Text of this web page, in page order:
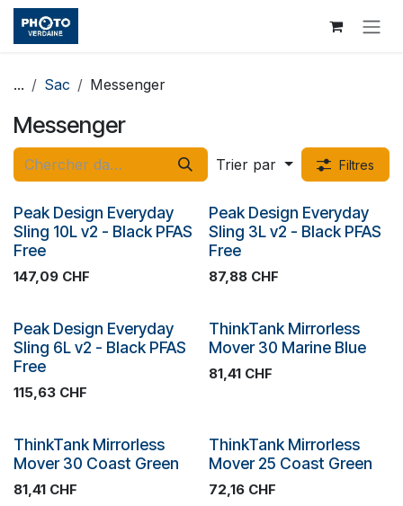
Se rendre au contenu
... Sac Messenger
Messenger
Trier par Filtres
Plus de stock
Peak Design Everyday
Sling 10L v2 - Black PFAS
Free
147,09 CHF
Plus de stock
Peak Design Everyday
Sling 3L v2 - Black PFAS
Free
87,88CHF
Plus de stock
Peak Design Everyday
Sling 6L v2 - Black PFAS
Free
115,63 CHF
Plus de stock
ThinkTank Mirrorless
Mover 30 Marine Blue
81,41CHF
Plus de stock
ThinkTank Mirrorless
Mover 30 Coast Green
81,41 CHF Plus de stock
ThinkTank Mirrorless
Mover 25 Coast Green
72,16CHF